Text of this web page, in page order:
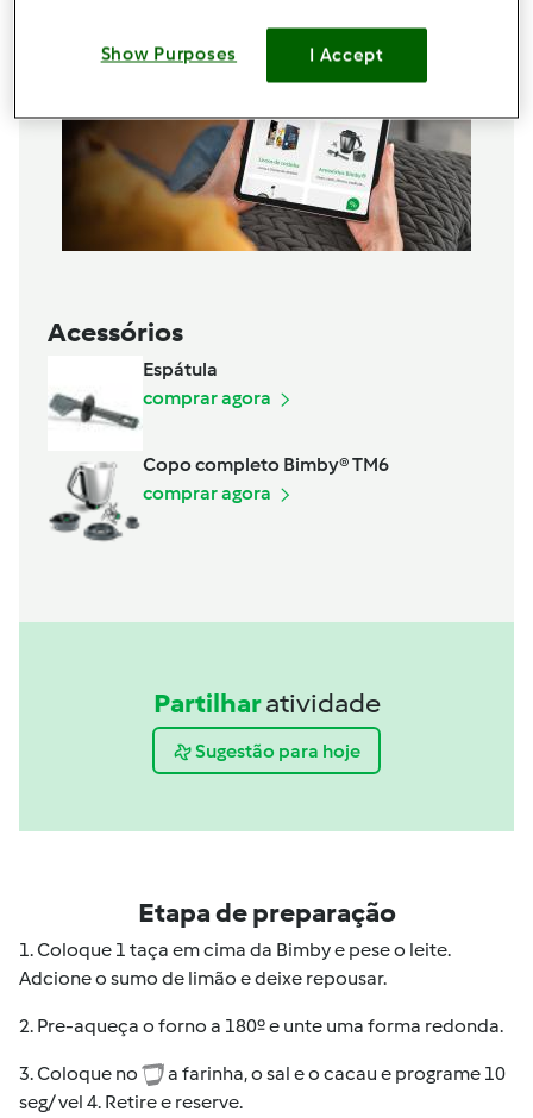
Acessórios
Espátula
comprar agora
Copo completo Bimby® TM6
comprar agora
Partilharatividade
Sugestão para hoje
Etapa de preparação
1. Coloque 1 taça em cima da Bimby e pese o leite.
Adcione o sumo de limão e deixe repousar.
2. Pre-aqueça o forno a 180º e unte uma forma redonda.
3. Coloque no
a farinha, o sal e o cacau e programe 10
seg/ vel 4. Retire e reserve.
Show Purposes I Accept